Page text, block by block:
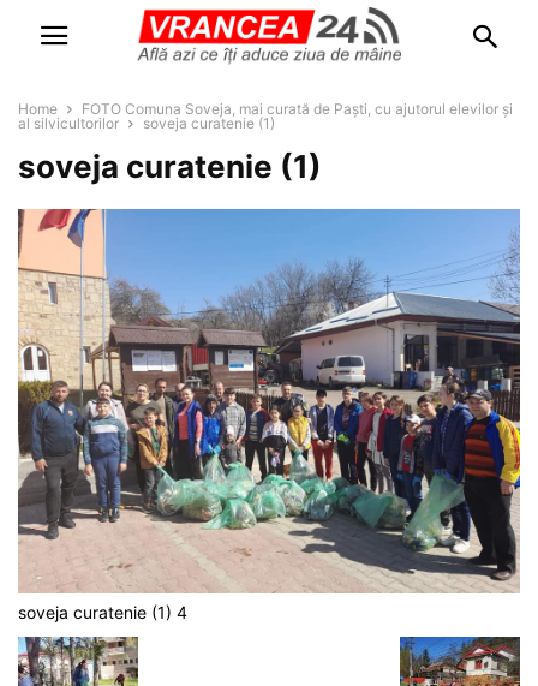
Home
FOTO Comuna Soveja, mai curată de Paști, cu ajutorul elevilor și
al silvicultorilor
soveja curatenie (1)
soveja curatenie (1)
soveja curatenie (1) 4